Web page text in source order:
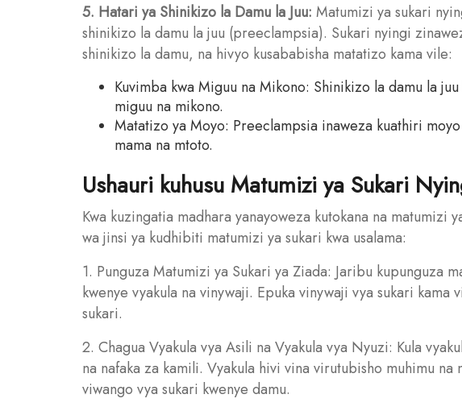
5. Hatari ya Shinikizo la Damu la Juu: Matumizi ya sukari
shinikizo la damu la juu (preeclampsia). Sukari nyingi
shinikizo la damu, na hivyo kusababisha matatizo kama vile:
Kuvimba kwa Miguu na Mikono: Shinikizo la damu la
miguu na mikono.
Matatizo ya Moyo: Preeclampsia inaweza kuathiri
mama na mtoto.
Ushauri kuhusu Matumizi ya Sukari
Kwa kuzingatia madhara yanayoweza kutokana na matumizi
wa jinsi ya kudhibiti matumizi ya sukari kwa usalama:
1. Punguza Matumizi ya Sukari ya Ziada: Jaribu kupunguza
kwenye vyakula na vinywaji. Epuka vinywaji vya sukari kama
sukari.
2. Chagua Vyakula vya Asili na Vyakula vya Nyuzi: Kula
na nafaka za kamili. Vyakula hivi vina virutubisho muhimu
viwango vya sukari kwenye damu.